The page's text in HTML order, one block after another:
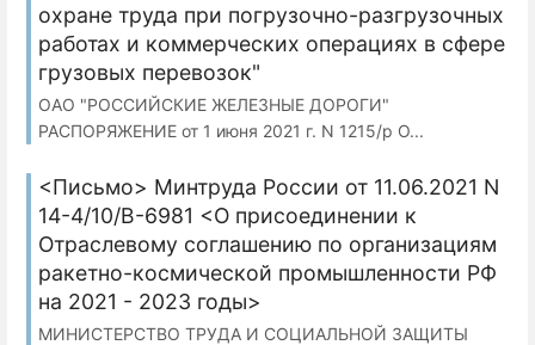
охране труда при погрузочно-разгрузочных
работах и коммерческих операциях в сфере
грузовых перевозок"
ОАО "РОССИЙСКИЕ ЖЕЛЕЗНЫЕ ДОРОГИ"
РАСПОРЯЖЕНИЕ от 1 июня 2021 г. N 1215/р О...
<Письмо> Минтруда России от 11.06.2021 N
14-4/10/В-6981 <О присоединении к
Отраслевому соглашению по организациям
ракетно-космической промышленности РФ
на 2021 - 2023 годы>
МИНИСТЕРСТВО ТРУДА И СОЦИАЛЬНОЙ ЗАЩИТЫ